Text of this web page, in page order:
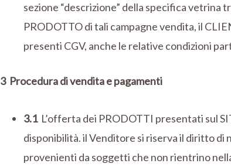
sezione “descrizione” della specifica vetrina
PRODOTTO di tali campagne vendita, il
presenti CGV, anche le relative condizioni
3 Procedura di vendita e pagamenti
3.1 L’offerta dei PRODOTTI presentati sul
disponibilità. il Venditore si riserva il diritto di
provenienti da soggetti che non rientrino